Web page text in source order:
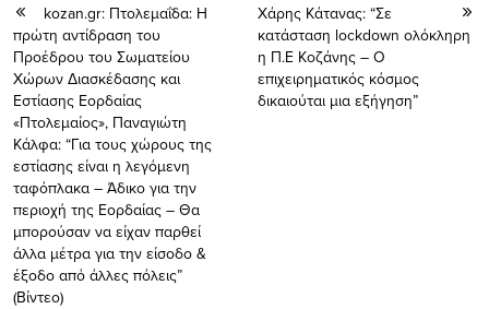
kozan.gr: Πτολεμαΐδα: Η
πρώτη αντίδραση του
Προέδρου του Σωματείου
Χώρων Διασκέδασης και
Εστίασης Εορδαίας
«Πτολεμαίος», Παναγιώτη
Κάλφα: “Για τους χώρους της
εστίασης είναι η λεγόμενη
ταφόπλακα – Άδικο για την
περιοχή της Εορδαίας – Θα
μπορούσαν να είχαν παρθεί
άλλα μέτρα για την είσοδο &
έξοδο από άλλες πόλεις”
(Βίντεο)
Χάρης Κάτανας: “Σε
κατάσταση lockdown ολόκληρη
η Π.Ε Κοζάνης – Ο
επιχειρηματικός κόσμος
δικαιούται μια εξήγηση”